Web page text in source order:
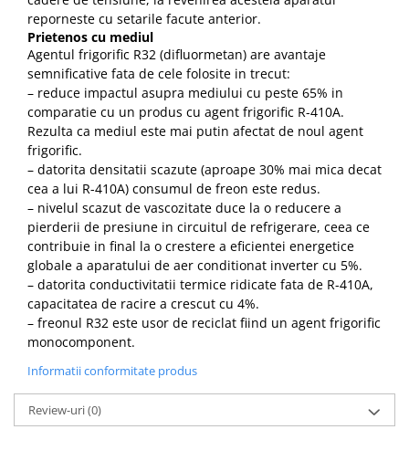
reporneste cu setarile facute anterior.
Prietenos cu mediul
Agentul frigorific R32 (difluormetan) are avantaje
semnificative fata de cele folosite in trecut:
– reduce impactul asupra mediului cu peste 65% in
comparatie cu un produs cu agent frigorific R-410A.
Rezulta ca mediul este mai putin afectat de noul agent
frigorific.
– datorita densitatii scazute (aproape 30% mai mica decat
cea a lui R-410A) consumul de freon este redus.
– nivelul scazut de vascozitate duce la o reducere a
pierderii de presiune in circuitul de refrigerare, ceea ce
contribuie in final la o crestere a eficientei energetice
globale a aparatului de aer conditionat inverter cu 5%.
– datorita conductivitatii termice ridicate fata de R-410A,
capacitatea de racire a crescut cu 4%.
– freonul R32 este usor de reciclat fiind un agent frigorific
monocomponent.
Informatii conformitate produs
Review-uri(0)